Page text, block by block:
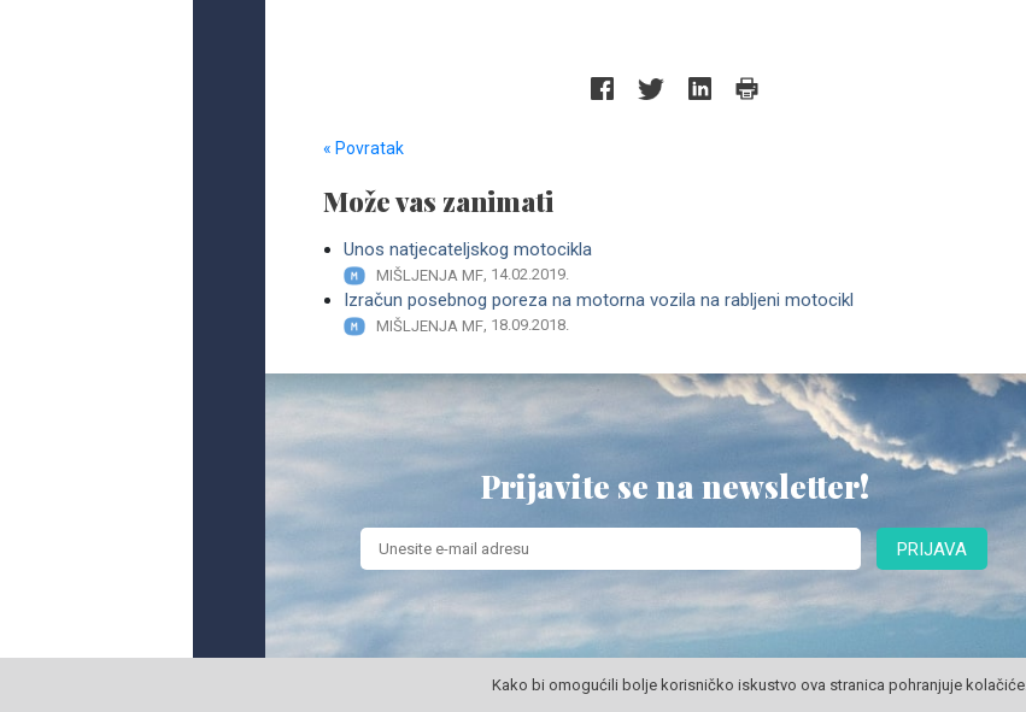
« Povratak
Može vas zanimati
Unos natjecateljskog motocikla
MIŠLJENJA MF, 14.02.2019.
Izračun posebnog poreza na motorna vozila na rabljeni motocikl
MIŠLJENJA MF, 18.09.2018.
Prijavite se na newsletter!
PRIJAVA
© POSLOVNI OBLAK Sva prava pridržana
Kako bi omogućili bolje korisničko iskustvo ova stranica pohranjuje kolačiće.